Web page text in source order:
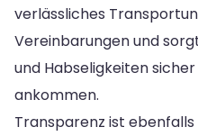
verlässliches
Vereinbarungen und
und Habseligkeiten
ankommen.
Transparenz ist